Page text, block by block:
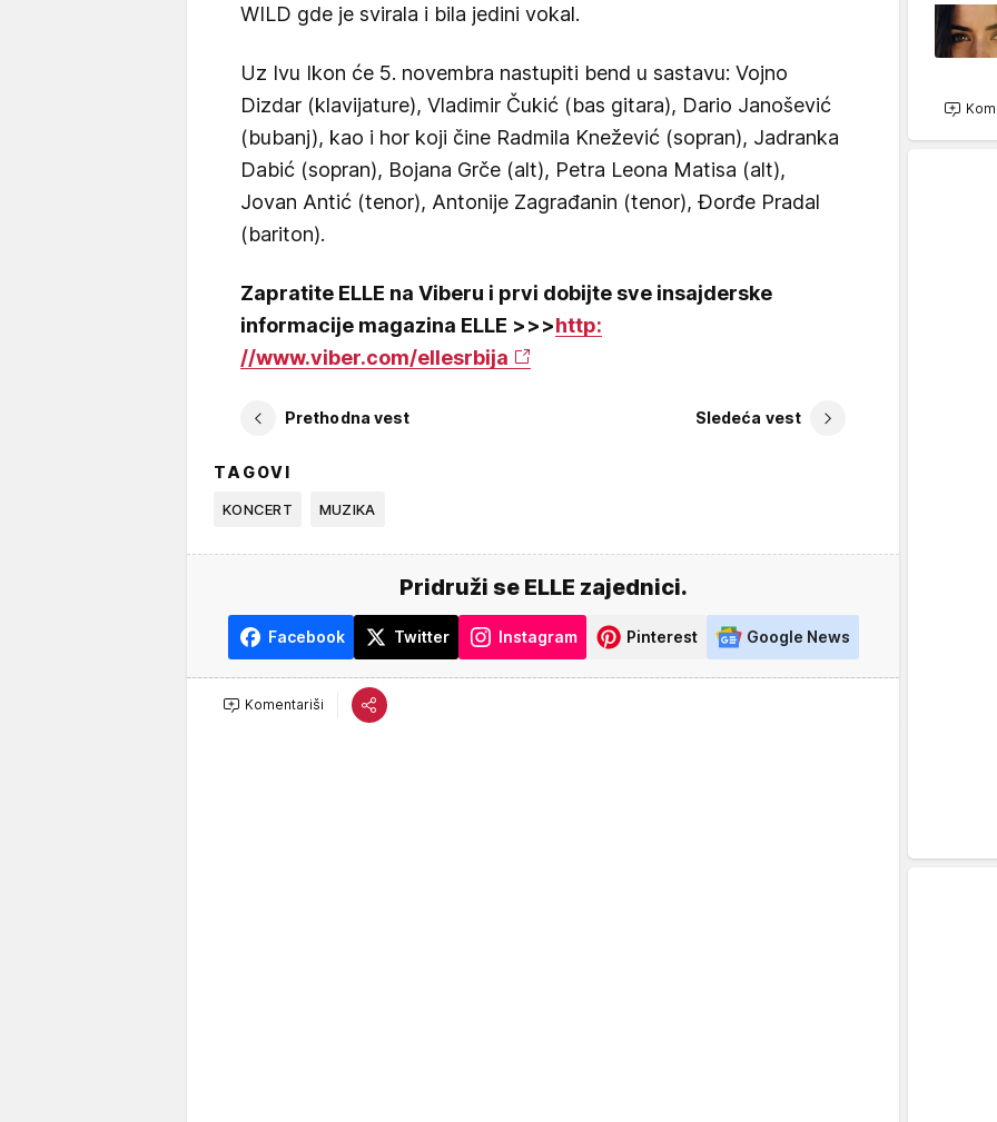
WILD gde je svirala i bila jedini vokal.
Uz Ivu Ikon će 5. novembra nastupiti bend u sastavu: Vojno
Dizdar (klavijature), Vladimir Čukić (bas gitara), Dario Janošević
(bubanj), kao i hor koji čine Radmila Knežević (sopran), Jadranka
Dabić (sopran), Bojana Grče (alt), Petra Leona Matisa (alt),
Jovan Antić (tenor), Antonije Zagrađanin (tenor), Đorđe Pradal
(bariton).
Zapratite ELLE na Viberu i prvi dobijte sve insajderske
informacije magazina ELLE >>>http:
//www.viber.com/ellesrbija
Prethodna vest Sledeća vest
TAGOVI
KONCERT MUZIKA
Pridruži se ELLE zajednici.
Facebook Twitter Instagram Pinterest Google News
Komentariši